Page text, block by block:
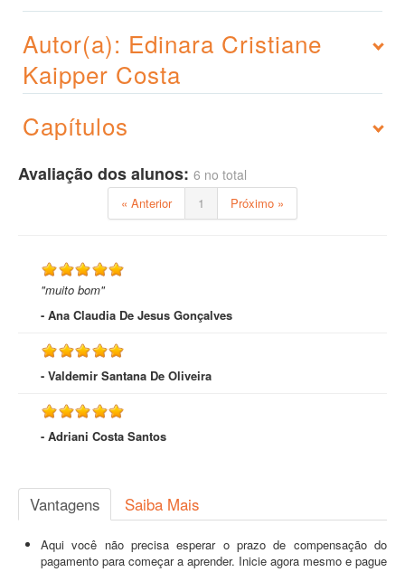
Autor(a): Edinara Cristiane
Kaipper Costa
Capítulos
Avaliação dos alunos: 6 no total
« Anterior 1 Próximo »
"muito bom"
- Ana Claudia De Jesus Gonçalves
- Valdemir Santana De Oliveira
- Adriani Costa Santos
Vantagens Saiba Mais
Aqui você não precisa esperar o prazo de compensação do
pagamento para começar a aprender. Inicie agora mesmo e pague